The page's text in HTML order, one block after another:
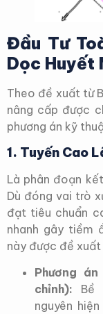
Đầu Tư
Dọc Huyết
Theo đề xuất từ
nâng cấp được
phương án kỹ
1. Tuyến Cao
Là phân đoạn
Dù đóng vai trò
đạt tiêu chuẩn
nhanh gây tiềm
này được đề
Phương
chỉnh): Bề
nguyên